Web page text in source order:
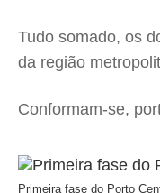
Tudo somado, os
da região
Conformam-se,
Primeira fase do Porto